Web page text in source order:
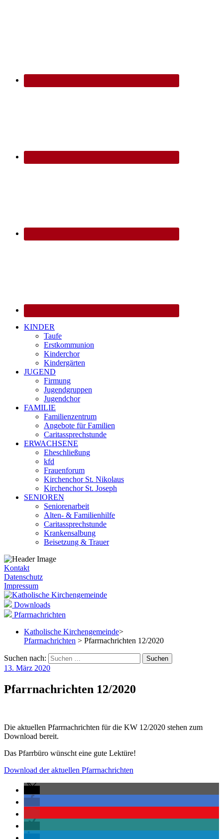
KINDER
Taufe
Erstkommunion
Kinderchor
Kindergärten
JUGEND
Firmung
Jugendgruppen
Jugendchor
FAMILIE
Familienzentrum
Angebote für Familien
Caritassprechstunde
ERWACHSENE
Eheschließung
kfd
Frauenforum
Kirchenchor St. Nikolaus
Kirchenchor St. Joseph
SENIOREN
Seniorenarbeit
Alten- & Familienhilfe
Caritassprechstunde
Krankensalbung
Beisetzung & Trauer
Kontakt
Datenschutz
Impressum
Downloads
Pfarrnachrichten
Katholische Kirchengemeinde>
Pfarrnachrichten > Pfarrnachrichten 12/2020
Suchen nach:
13. März 2020
Pfarrnachrichten 12/2020
Die aktuellen Pfarrnachrichten für die KW 12/2020 stehen zum
Download bereit.
Das Pfarrbüro wünscht eine gute Lektüre!
Download der aktuellen Pfarrnachrichten